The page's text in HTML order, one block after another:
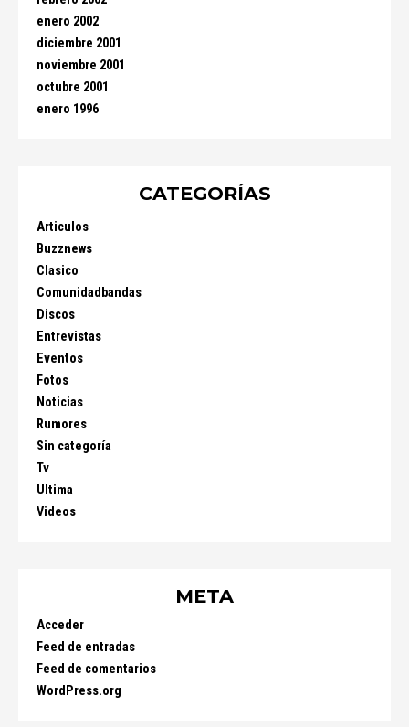
enero 2002
diciembre 2001
noviembre 2001
octubre 2001
enero 1996
CATEGORÍAS
Articulos
Buzznews
Clasico
Comunidadbandas
Discos
Entrevistas
Eventos
Fotos
Noticias
Rumores
Sin categoría
Tv
Ultima
Videos
META
Acceder
Feed de entradas
Feed de comentarios
WordPress.org